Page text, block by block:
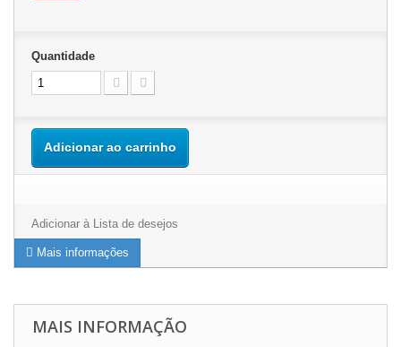
Quantidade
Adicionar ao carrinho
Adicionar à Lista de desejos
Mais informações
MAIS INFORMAÇÃO